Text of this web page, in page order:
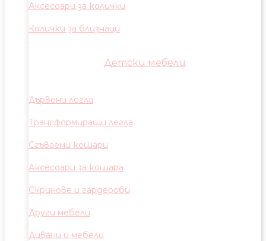
Аксесоари за колички
Колички за близнаци
Детски мебели
Дървени легла
Трансформиращи легла
Сгъваеми кошари
Аксесоари за кошара
Скринове и гардероби
Други мебели
Дивани и мебели